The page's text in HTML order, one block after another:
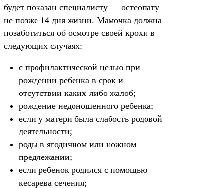
будет показан специалисту — остеопату
не позже 14 дня жизни. Мамочка должна
позаботиться об осмотре своей крохи в
следующих случаях:
с профилактической целью при
рождении ребенка в срок и
отсутствии каких-либо жалоб;
рождение недоношенного ребенка;
если у матери была слабость родовой
деятельности;
роды в ягодичном или ножном
предлежании;
если ребенок родился с помощью
кесарева сечения;